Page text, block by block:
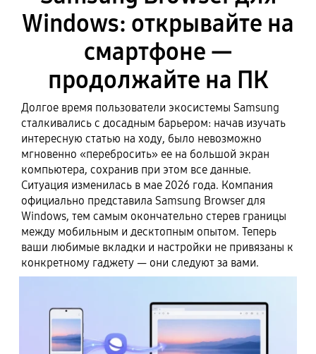
Windows: открывайте на
смартфоне —
продолжайте на ПК
Долгое время пользователи экосистемы Samsung
сталкивались с досадным барьером: начав изучать
интересную статью на ходу, было невозможно
мгновенно «перебросить» ее на большой экран
компьютера, сохранив при этом все данные.
Ситуация изменилась в мае 2026 года. Компания
официально представила Samsung Browser для
Windows, тем самым окончательно стерев границы
между мобильным и десктопным опытом. Теперь
ваши любимые вкладки и настройки не привязаны к
конкретному гаджету — они следуют за вами.